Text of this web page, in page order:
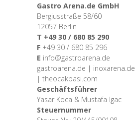
Gastro Arena.de GmbH
Bergiusstraße 58/60
12057 Berlin
T +49 30 / 680 85 290
F +49 30 / 680 85 296
E info@gastroarena.de
gastroarena.de | inoxarena.de
| theocakbasi.com
Geschäftsführer
Yasar Koca & Mustafa Igac
Steuernummer